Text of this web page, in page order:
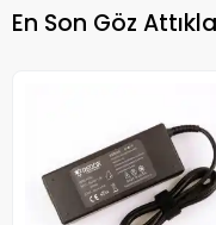
En Son Göz